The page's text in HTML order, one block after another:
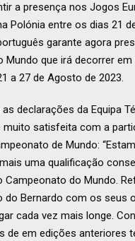
a presença nos Jogos
Polónia entre os dias 21
garante agora
Mundo que irá decorrer em
a 27 de Agosto de 2023.
declarações da Equipa
satisfeita com a
de Mundo:
uma qualificação
Campeonato do Mundo.
Bernardo com os seus
cada vez mais longe.
de em edições anteriores